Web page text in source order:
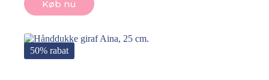
Køb nu
50% rabat